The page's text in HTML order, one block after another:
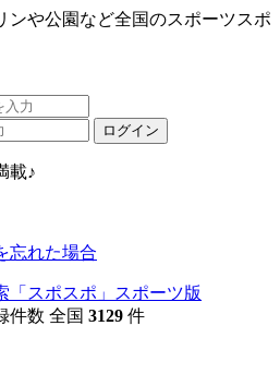
ンや公園など全国のスポーツスポ
ログイン
載♪
忘れた場合
全国 3129 件